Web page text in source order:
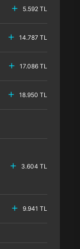
5.592 TL
14.787 TL
17.086 TL
18.950 TL
3.604 TL
9.941 TL